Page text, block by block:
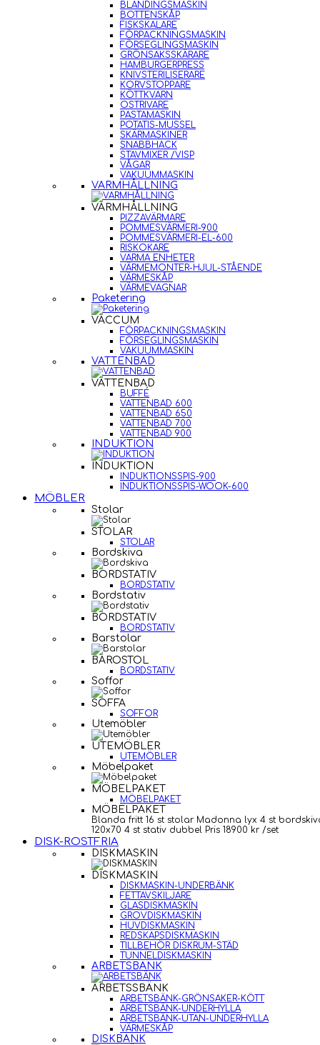
BLANDINGSMASKIN
BOTTENSKÅP
FISKSKALARE
FÖRPACKNINGSMASKIN
FÖRSEGLINGSMASKIN
GRÖNSAKSSKÄRARE
HAMBURGERPRESS
KNIVSTERILISERARE
KORVSTOPPARE
KÖTTKVARN
OSTRIVARE
PASTAMASKIN
POTATIS-MUSSEL
SKÄRMASKINER
SNABBHACK
STAVMIXER /VISP
VÅGAR
VAKUUMMASKIN
VARMHÅLLNING
VARMHÅLLNING
PIZZAVÄRMARE
POMMESVÄRMERI-900
POMMESVÄRMERI-EL-600
RISKOKARE
VARMA ENHETER
VÄRMEMONTER-HJUL-STÅENDE
VÄRMESKÅP
VÄRMEVAGNAR
Paketering
VACCUM
FÖRPACKNINGSMASKIN
FÖRSEGLINGSMASKIN
VAKUUMMASKIN
VATTENBAD
VATTENBAD
BUFFÉ
VATTENBAD 600
VATTENBAD 650
VATTENBAD 700
VATTENBAD 900
INDUKTION
INDUKTION
INDUKTIONSSPIS-900
INDUKTIONSSPIS-WOOK-600
MÖBLER
Stolar
STOLAR
STOLAR
Bordskiva
BORDSTATIV
BORDSTATIV
Bordstativ
BORDSTATIV
BORDSTATIV
Barstolar
BAROSTOL
BORDSTATIV
Soffor
SOFFA
SOFFOR
Utemöbler
UTEMÖBLER
UTEMÖBLER
Möbelpaket
MÖBELPAKET
MÖBELPAKET
MÖBELPAKET
Blanda fritt 16 st stolar Madonna lyx 4 st
120x70 4 st stativ dubbel Pris 18900 kr /set
DISK-ROSTFRIA
DISKMASKIN
DISKMASKIN
DISKMASKIN-UNDERBÄNK
FETTAVSKILJARE
GLASDISKMASKIN
GROVDISKMASKIN
HUVDISKMASKIN
REDSKAPSDISKMASKIN
TILLBEHÖR DISKRUM-STÄD
TUNNELDISKMASKIN
ARBETSBÄNK
ARBETSSBÄNK
ARBETSBÄNK-GRÖNSAKER-KÖTT
ARBETSBÄNK-UNDERHYLLA
ARBETSBÄNK-UTAN-UNDERHYLLA
VÄRMESKÅP
DISKBÄNK